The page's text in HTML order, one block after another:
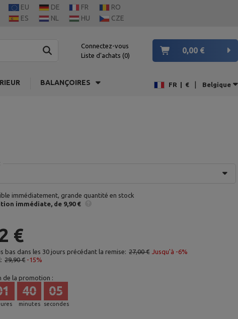
EU DE FR
RO
ES NL HU CZE
Connectez-vous
Liste d'achats 0
0,00 €
BALANÇOIRES FR € | Belgique
immédiatement, grande quantité en stock
immédiate de 9,90 €
€
bas dans les 30 jours précédant la remise: 27,00 € Jusqu'à -6%
29,90 € -15%
de la promotion :
minutes
40
secondes
04